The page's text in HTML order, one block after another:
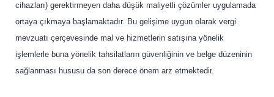
cihazları) gerektirmeyen daha düşük maliyetli çözümler uygulamada
ortaya çıkmaya başlamaktadır. Bu gelişime uygun olarak vergi
mevzuatı çerçevesinde mal ve hizmetlerin satışına yönelik
işlemlerle buna yönelik tahsilatların güvenliğinin ve belge düzeninin
sağlanması hususu da son derece önem arz etmektedir.